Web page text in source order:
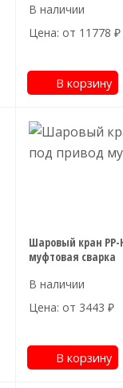
Цена: от 11778 ₽
В корзину
Шаровый кран PP-
муфтовая сварка
Цена: от 3443 ₽
В корзину